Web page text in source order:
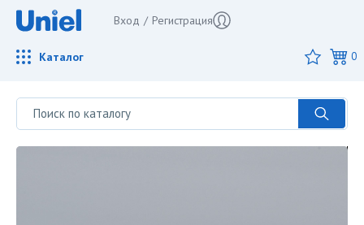
Вход / Регистрация
Каталог 0